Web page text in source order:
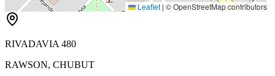
Leaflet | © OpenStreetMap contributors
RIVADAVIA 480
RAWSON, CHUBUT